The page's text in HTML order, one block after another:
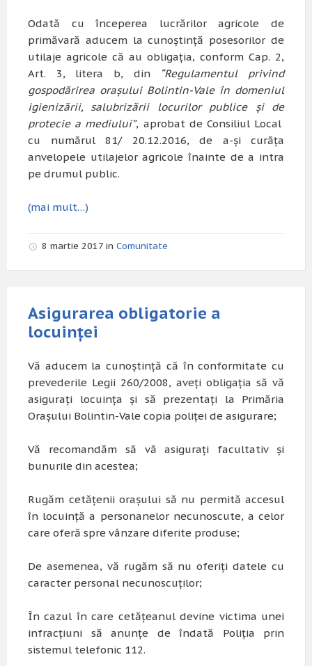
Odată cu începerea lucrărilor agricole de
primăvară aducem la cunoștință posesorilor de
utilaje agricole că au obligația, conform Cap. 2,
Art. 3, litera b, din
“Regulamentul privind
gospodărirea orașului Bolintin-Vale în domeniul
igienizării, salubrizării locurilor publice și de
protecie a mediului”, aprobat de Consiliul Local
cu numărul 81/ 20.12.2016, de a-și curăța
anvelopele utilajelor agricole înainte de a intra
pe drumul public.
(mai mult…)
8 martie 2017 in Comunitate
Asigurarea obligatorie a
locuinței
Vă aducem la cunoștință că în conformitate cu
prevederile Legii 260/2008, aveți obligația să vă
asigurați locuința și să prezentați la Primăria
Orașului Bolintin-Vale copia poliței de asigurare;
Vă recomandăm să vă asigurați facultativ și
bunurile din acestea;
Rugăm cetățenii orașului să nu permită accesul
în locuință a personanelor necunoscute, a celor
care oferă spre vânzare diferite produse;
De asemenea, vă rugăm să nu oferiți datele cu
caracter personal necunoscuților;
În cazul în care cetățeanul devine victima unei
infracțiuni să anunțe de îndată Poliția prin
sistemul telefonic 112.